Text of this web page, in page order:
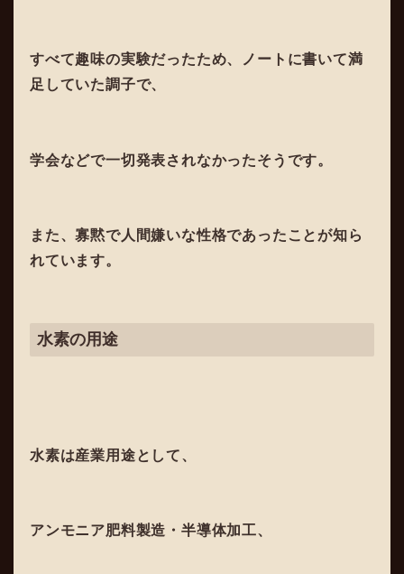
すべて趣味の実験だったため、ノートに書いて満
足していた調子で、
学会などで一切発表されなかったそうです。
また、寡黙で人間嫌いな性格であったことが知ら
れています。
水素の用途
水素は産業用途として、
アンモニア肥料製造・半導体加工、